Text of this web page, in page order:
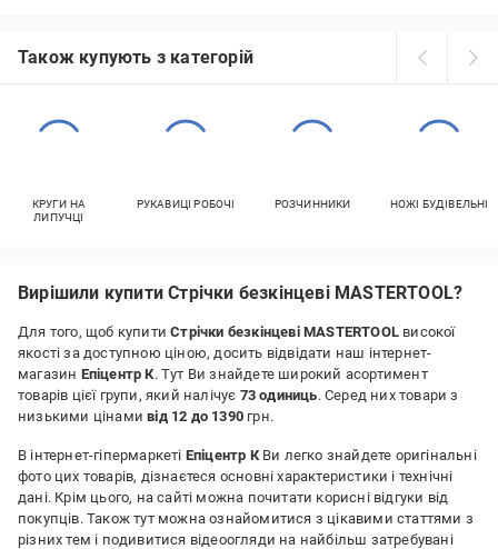
Також купують з категорій
КРУГИ НА
ЛИПУЧЦІ
РУКАВИЦІ РОБОЧІ РОЗЧИННИКИ НОЖІ БУДІВЕЛЬНІ
Вирішили купити Стрічки безкінцеві MASTERTOOL?
Для того, щоб купитиСтрічки безкінцеві MASTERTOOL високої
якості за доступною ціною, досить відвідати наш інтернет-
магазин Епіцентр К. Тут Ви знайдете широкий асортимент
товарів цієї групи, який налічує 73 одиниць. Серед них товари з
низькими цінамивід 12 до 1390 грн.
В інтернет-гіпермаркеті Епіцентр КВи легко знайдете оригінальні
фото цих товарів, дізнаєтеся основні характеристики і технічні
дані. Крім цього, на сайті можна почитати корисні відгуки від
покупців. Також тут можна ознайомитися з цікавими статтями з
різних тем і подивитися відеоогляди на найбільш затребувані